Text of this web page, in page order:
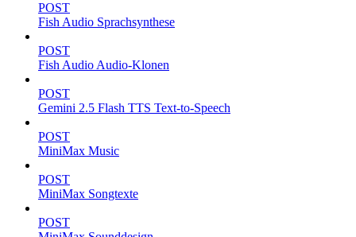
POST
Fish Audio Sprachsynthese
POST
Fish Audio Audio-Klonen
POST
Gemini 2.5 Flash TTS Text-to-Speech
POST
MiniMax Music
POST
MiniMax Songtexte
POST